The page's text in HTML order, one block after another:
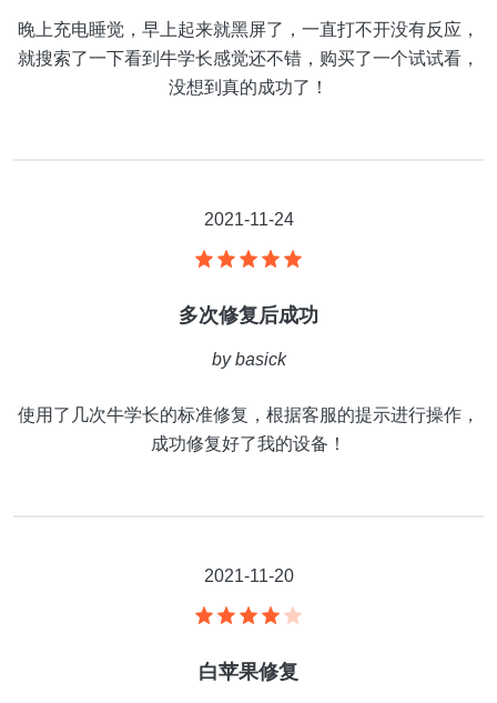
晚上充电睡觉，早上起来就黑屏了，一直打不开没有反应，
就搜索了一下看到牛学长感觉还不错，购买了一个试试看，
没想到真的成功了！
2021-11-24
多次修复后成功
bybasick
使用了几次牛学长的标准修复，根据客服的提示进行操作，
成功修复好了我的设备！
2021-11-20
白苹果修复